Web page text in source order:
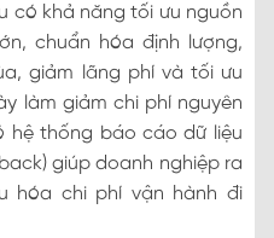
có khả năng tối ưu nguồn
chuẩn hóa định lượng,
giảm lãng phí và tối ưu
làm giảm chi phí nguyên
hệ thống báo cáo dữ liệu
giúp doanh nghiệp ra
hóa chi phí vận hành đi